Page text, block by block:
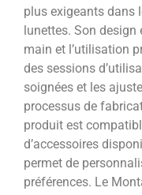
plus exigeants dans
lunettes. Son
main et l’utilisation
des sessions
soignées et les
processus de
produit est
d’accessoires
permet de
préférences. Le